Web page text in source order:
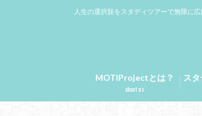
人生の選択肢をスタディツアーで無限に
MOTIProjectとは？
about us
ス